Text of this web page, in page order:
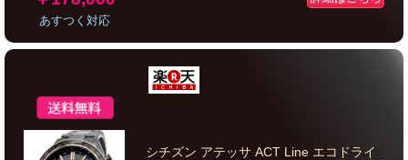
あすつく対応
シチズン アテッサ ACT Line エコドライ